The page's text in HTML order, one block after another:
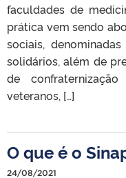
faculdades de
prática vem sendo
sociais,
solidários, além de
de
veteranos, […]
O que é o
24/08/2021